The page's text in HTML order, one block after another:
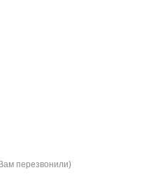
перезвонили)